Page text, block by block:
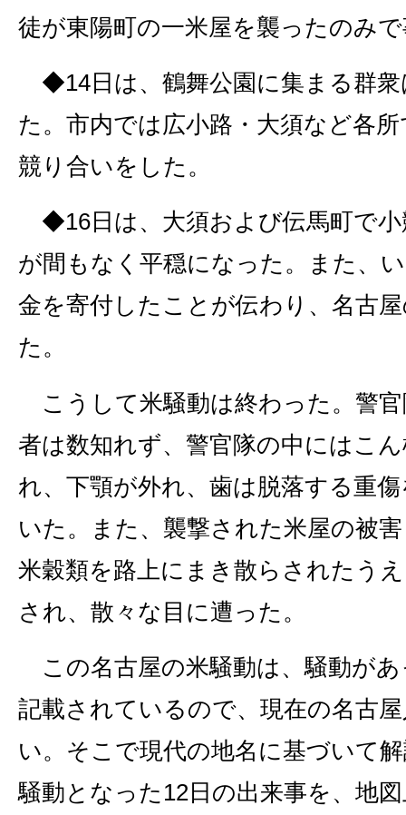
徒が東陽町の一米屋を襲ったのみ
◆14日は、鶴舞公園に集まる群衆
た。市内では広小路・大須など各
競り合いをした。
◆16日は、大須および伝馬町で小
が間もなく平穏になった。また、
金を寄付したことが伝わり、名古
た。
こうして米騒動は終わった。警
者は数知れず、警官隊の中にはこ
れ、下顎が外れ、歯は脱落する重
いた。また、襲撃された米屋の被
米穀類を路上にまき散らされたう
され、散々な目に遭った。
この名古屋の米騒動は、騒動が
記載されているので、現在の名古
い。そこで現代の地名に基づいて
騒動となった12日の出来事を、地